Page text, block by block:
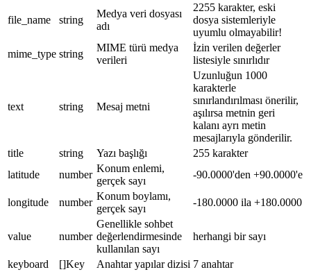
file_name string
Medya veri dosyası
adı
2255 karakter, eski
dosya sistemleriyle
uyumlu olmayabilir!
mime_type string
MIME türü medya
verileri
İzin verilen değerler
listesiyle sınırlıdır
text string Mesaj metni
Uzunluğun 1000
karakterle
sınırlandırılması önerilir,
aşılırsa metnin geri
kalanı ayrı metin
mesajlarıyla gönderilir.
title
string Yazı başlığı
255 karakter
latitude
number
Konum enlemi,
gerçek sayı
-90.0000'den +90.0000'e
longitude number
Konum boylamı,
gerçek sayı
-180.0000 ila +180.0000
value number
Genellikle sohbet
değerlendirmesinde
kullanılan sayı
herhangi bir sayı
keyboard []Key Anahtar yapılar dizisi 7 anahtar